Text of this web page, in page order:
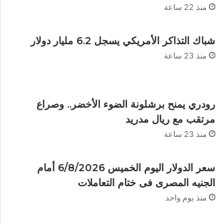
منذ 22 ساعة
شباك التذاكر الأمريكي يسجل 6.2 مليار دولار
منذ 23 ساعة
رودري يمنح برشلونة الضوء الأخضر.. وصراع
مرتقب مع ريال مدريد
منذ 23 ساعة
سعر الدولار اليوم الخميس 6/8/2026 أمام
الجنيه المصرى فى ختام التعاملات
منذ يوم واحد